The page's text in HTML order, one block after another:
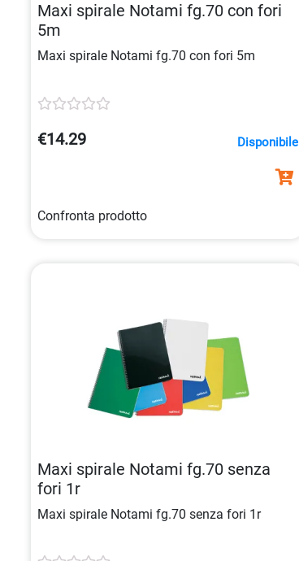
Maxi spirale Notami fg.70 con fori
5m
Maxi spirale Notami fg.70 con fori 5m
€14.29 Disponibile
Confronta prodotto
Maxi spirale Notami fg.70 senza
fori 1r
Maxi spirale Notami fg.70 senza fori 1r